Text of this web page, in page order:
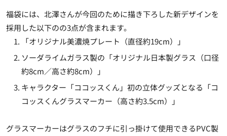
福袋には、北澤さんが今回のために描き下ろした新デザインを
採用した以下のの3点が含まれます。
「オリジナル美濃焼プレート（直径約19cm）」
ソーダライムガラス製の「オリジナル日本製グラス（口径
約8cm／高さ約8cm）」
キャラクター「ココッスくん」初の立体グッズとなる「コ
コッスくんグラスマーカー（高さ約3.5cm）」
グラスマーカーはグラスのフチに引っ掛けて使用できるPVC製